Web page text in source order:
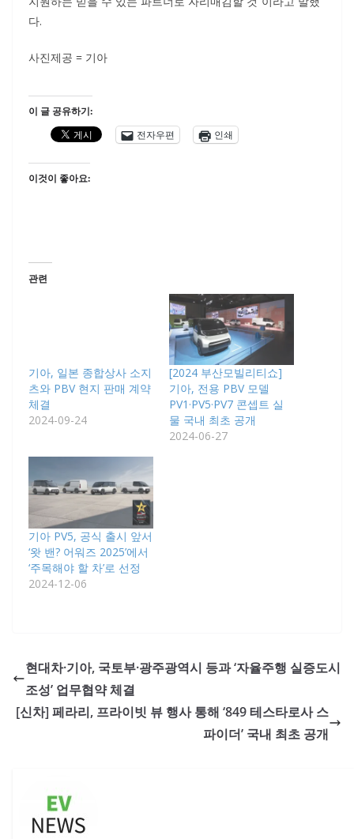
다.
사진제공 = 기아
이 글 공유하기:
전자우편
인쇄
이것이 좋아요:
관련
기아, 일본 종합상사 소지
츠와 PBV 현지 판매 계약
체결
2024-09-24
[2024 부산모빌리티쇼]
기아, 전용 PBV 모델
PV1·PV5·PV7 콘셉트 실
물 국내 최초 공개
2024-06-27
기아 PV5, 공식 출시 앞서
‘왓 밴? 어워즈 2025’에서
‘주목해야 할 차’로 선정
2024-12-06
현대차·기아, 국토부·광주광역시 등과 ‘자율주행 실증도시
조성’ 업무협약 체결
[신차] 페라리, 프라이빗 뷰 행사 통해 ‘849 테스타로사 스
파이더’ 국내 최초 공개